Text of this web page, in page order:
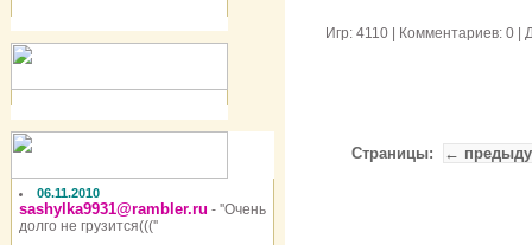
06.11.2010
sashylka9931@rambler.ru - ''Очень
долго не грузится(((''
Игр: 4110 | Комментариев: 0
Страницы: ←